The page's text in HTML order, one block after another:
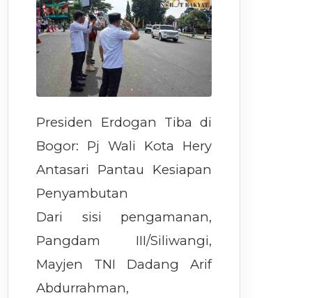
Presiden Erdogan Tiba di
Bogor: Pj Wali Kota Hery
Antasari Pantau Kesiapan
Penyambutan
Dari sisi pengamanan,
Pangdam III/Siliwangi,
Mayjen TNI Dadang Arif
Abdurrahman,